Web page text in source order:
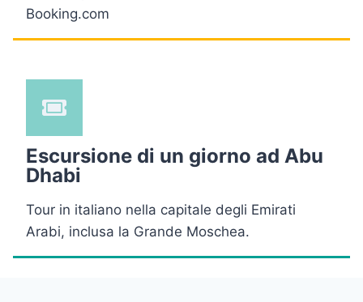
Booking.com
Escursione di un giorno ad Abu
Dhabi
Tour in italiano nella capitale degli Emirati
Arabi, inclusa la Grande Moschea.